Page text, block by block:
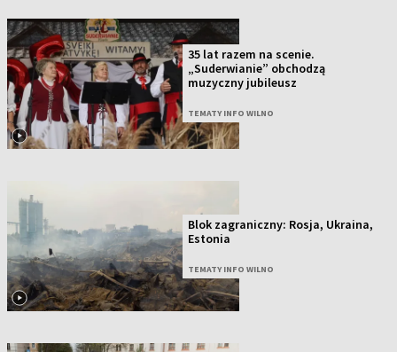
35 lat razem na scenie.
„Suderwianie” obchodzą
muzyczny jubileusz
TEMATY INFO WILNO
Blok zagraniczny: Rosja, Ukraina,
Estonia
TEMATY INFO WILNO